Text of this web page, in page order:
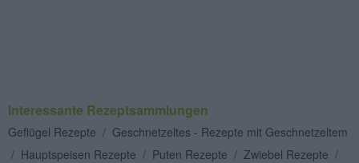
Interessante Rezeptsammlungen
Geflügel Rezepte / Geschnetzeltes - Rezepte mit Geschnetzeltem
/ Hauptspeisen Rezepte / Puten Rezepte / Zwiebel Rezepte /